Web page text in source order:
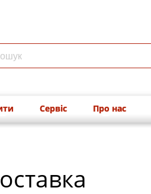
Сервіс Про нас